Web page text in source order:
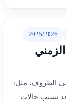
2025/2026
في الظروف، مثل:
قد تسبب حالات